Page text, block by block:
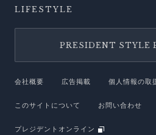
LIFESTYLE
PRESIDENT STYLE
会社概要 広告掲載 個人情報の取
このサイトについて お問い合わせ
プレジデントオンライン